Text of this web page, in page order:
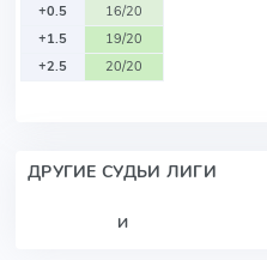
+0.5
16/20
+1.5
19/20
+2.5
20/20
ДРУГИЕ СУДЬИ ЛИГИ
И